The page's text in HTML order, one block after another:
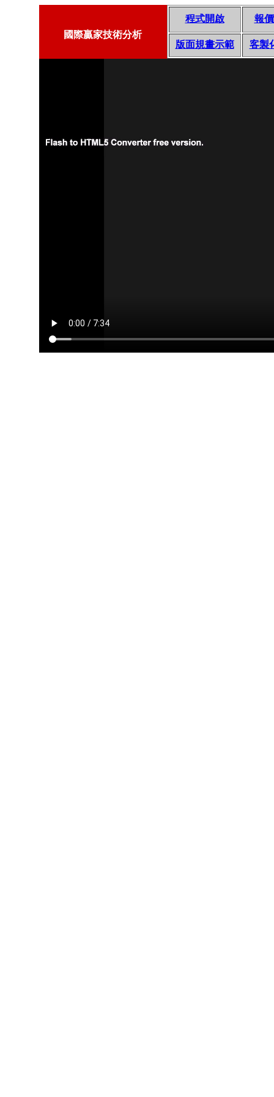
國際贏家技術分析
程式開啟 報
版面規畫示範 客製